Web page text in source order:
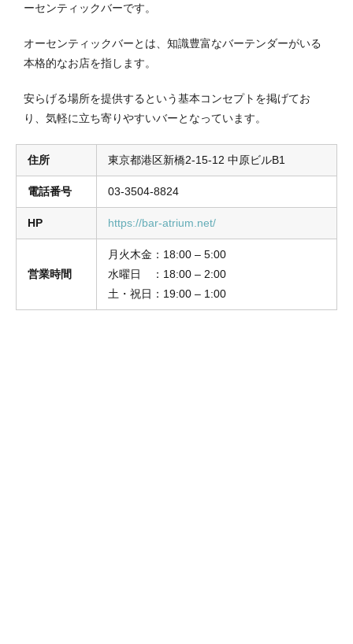
ーセンティックバーです。
オーセンティックバーとは、知識豊富なバーテンダーがいる
本格的なお店を指します。
安らげる場所を提供するという基本コンセプトを掲げてお
り、気軽に立ち寄りやすいバーとなっています。
住所 東京都港区新橋2-15-12 中原ビルB1
電話番号 03-3504-8824
HP https://bar-atrium.net/
営業時間
月火木金：18:00 – 5:00
水曜日 ：18:00 – 2:00
土・祝日：19:00 – 1:00